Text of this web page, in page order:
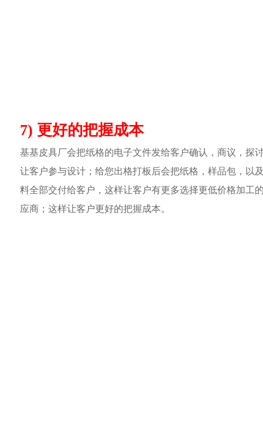
7) 更好的把握成本
基基皮具厂会把纸格的电子文件发给客户确认，商议，探
让客户参与设计；给您出格打板后会把纸格，样品包，以
料全部交付给客户，这样让客户有更多选择更低价格加工
应商；这样让客户更好的把握成本。